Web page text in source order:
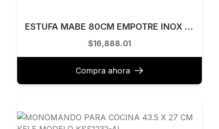
ESTUFA MABE 80CM EMPOTRE INOX GAS MODELO XOC80790CT3
$16,888.01
Compra ahora